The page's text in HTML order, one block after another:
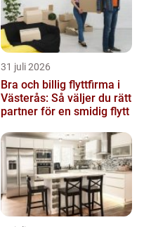
31 juli 2026
Bra och billig flyttfirma i
Västerås: Så väljer du rätt
partner för en smidig flytt